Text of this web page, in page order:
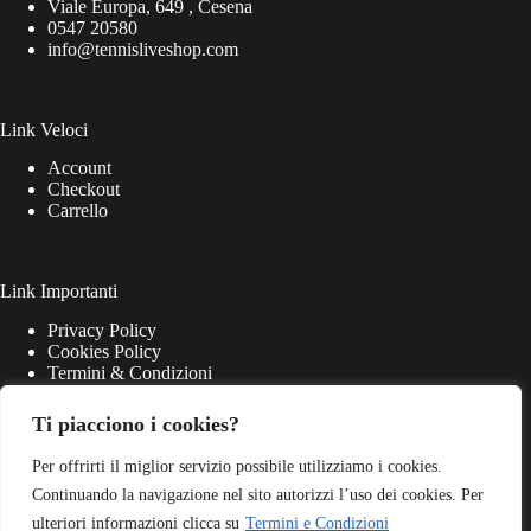
Ti piacciono i cookies?
Per offrirti il miglior servizio possibile utilizziamo i cookies.
Continuando la navigazione nel sito autorizzi l’uso dei cookies. Per
ulteriori informazioni clicca su Termini e Condizioni
Viale Europa, 649 , Cesena
0547 20580
info@tennisliveshop.com
Link Veloci
Account
Checkout
Carrello
Link Importanti
Privacy Policy
Cookies Policy
Termini & Condizioni